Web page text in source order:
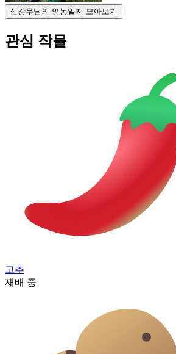
신강우님의 영농일지 모아보기
관심 작물
고추
재배 중